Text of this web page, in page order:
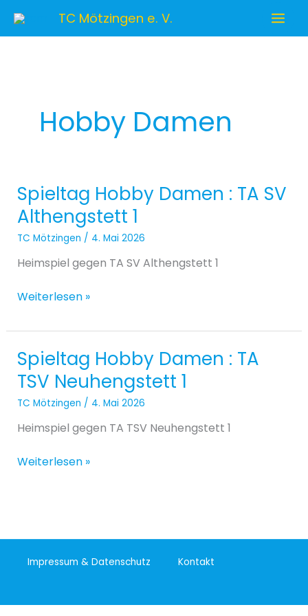
Inhalt
TC Mötzingen e. V.
Hobby Damen
Spieltag Hobby Damen : TA SV
Althengstett 1
TC Mötzingen / 4. Mai 2026
Heimspiel gegen TA SV Althengstett 1
Spieltag
Hobby
Damen
TA
Althengstett
Weiterlesen »
Spieltag Hobby Damen : TA
TSV Neuhengstett 1
TC Mötzingen / 4. Mai 2026
Heimspiel gegen TA TSV Neuhengstett 1
Spieltag
Hobby
Damen
TA
Neuhengstett
Weiterlesen »
Impressum & Datenschutz Kontakt